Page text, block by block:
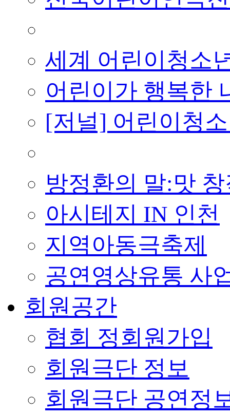
세계 어린이청소
어린이가 행복한
[저널] 어린이청
방정환의 말:맛
아시테지 IN 인천
지역아동극축제
공연영상유통 사
회원공간
협회 정회원가입
회원극단 정보
회원극단 공연정